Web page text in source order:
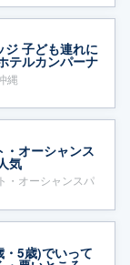
ジ 子ども連れに
テルカンパーナ
縄
・オーシャンス
気
・オーシャンスパ
5歳)でいって